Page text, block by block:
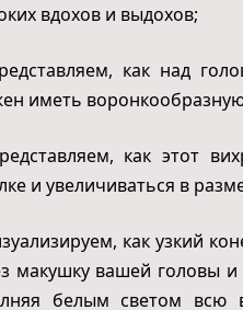
вдохов и выдохов;
как над
иметь
как этот
и увеличиваться в
как узкий
макушку вашей головы и
белым светом всю